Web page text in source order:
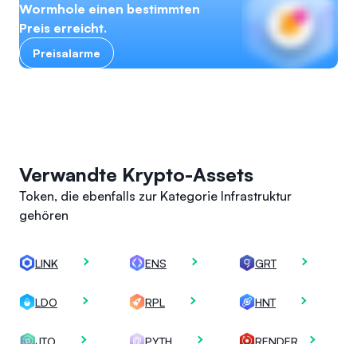
Wormhole einen bestimmten
Preis erreicht.
Preisalarme
Verwandte Krypto-Assets
Token, die ebenfalls zur Kategorie Infrastruktur
gehören
LINK ENS GRT
LDO RPL HNT
JTO PYTH RENDER